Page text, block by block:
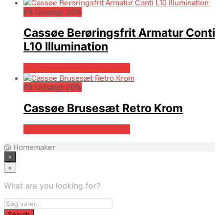
På Udsalg! 20%
Cassøe Berøringsfrit Armatur Conti
L10 Illumination
På Udsalg! 20%
Cassøe Brusesæt Retro Krom
@ Homemaker
×
×
What are you looking for?